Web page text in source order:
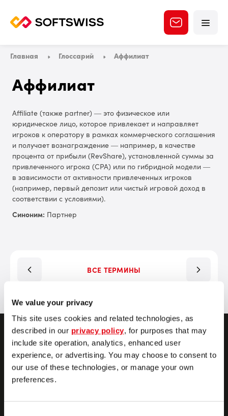
We value your privacy
This site uses cookies and related technologies, as
described in our privacy policy, for purposes that may
include site operation, analytics, enhanced user
experience, or advertising. You may choose to consent to
our use of these technologies, or manage your own
preferences.
Главная Глоссарий Аффилиат
Аффилиат
Affiliate (также partner) — это физическое или
юридическое лицо, которое привлекает и направляет
игроков к оператору в рамках коммерческого соглашения
и получает вознаграждение — например, в качестве
процента от прибыли (RevShare), установленной суммы за
привлеченного игрока (CPA) или по гибридной модели —
в зависимости от активности привлеченных игроков
(например, первый депозит или чистый игровой доход в
соответствии с условиями).
Синоним: Партнер
ВСЕ ТЕРМИНЫ
Связаться